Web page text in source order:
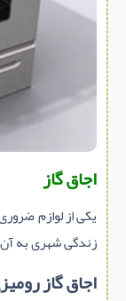
سرویس بهداشتی
برقی,روشنایی,ایمنی
تاسیسات ساختمان
ابزار آلات ساختمانی
محوطه سازی و نما
ماشین آلات
ژئوتکنیک
متفرقه
اجاق گاز
یکی از لوازم
زندگی شهری به
اجاق گاز